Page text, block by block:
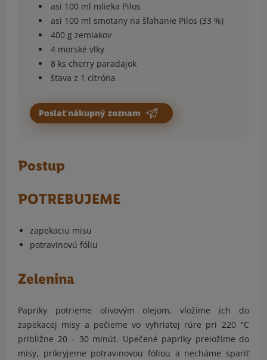
asi 100 ml mlieka Pilos
asi 100 ml smotany na šľahanie Pilos (33 %)
400 g zemiakov
4 morské vlky
8 ks cherry paradajok
šťava z 1 citróna
Poslať nákupný zoznam
Postup
POTREBUJEME
zapekaciu misu
potravinovú fóliu
Zelenina
Papriky potrieme olivovým olejom, vložíme ich do
zapekacej misy a pečieme vo vyhriatej rúre pri 220 °C
približne 20 – 30 minút. Upečené papriky preložíme do
misy, prikryjeme potravinovou fóliou a necháme spariť